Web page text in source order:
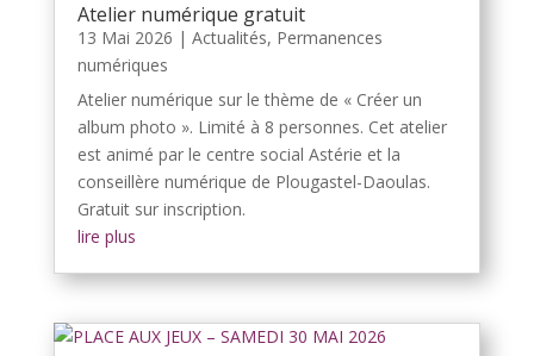
Atelier numérique gratuit
13 Mai 2026 | Actualités, Permanences
numériques
Atelier numérique sur le thème de « Créer un
album photo ». Limité à 8 personnes. Cet atelier
est animé par le centre social Astérie et la
conseillère numérique de Plougastel-Daoulas.
Gratuit sur inscription.
lire plus